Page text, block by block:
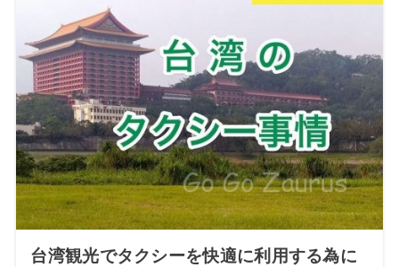
台湾観光でタクシーを快適に利用する為に